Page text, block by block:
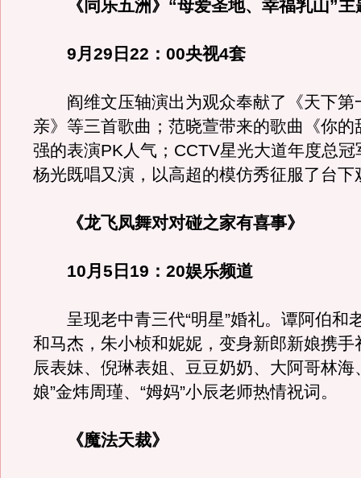
《同乐五洲》“母爱圣地、幸福乳山”主
9月29日22：00央视4套
阎维文压轴演出为观众奉献了《天下第
亲》等三首歌曲；范晓萱带来的歌曲《你的
强的表演PK人气；CCTV星光大道年度总冠
杨光既唱又演，以高超的模仿秀征服了台下
《龙飞凤舞对对碰之家有喜事》
10月5日19：20娱乐频道
呈现老中青三代“明星”婚礼。谭阿伯和
和马杰，朱小桢和妮妮，变身新郎新娘携手
辰表妹、倪琳表姐、豆豆奶奶、大阿哥林海
娘”金炜周瑾、“姆妈”小辰老师热情祝词。
《魔法天裁》